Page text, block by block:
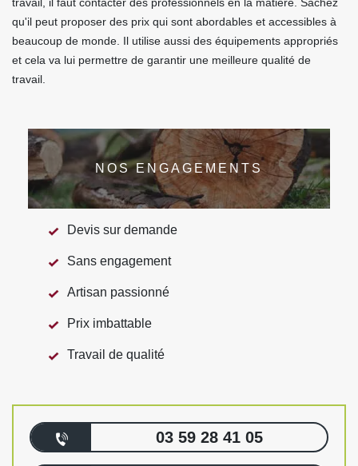
travail, il faut contacter des professionnels en la matière. Sachez
qu'il peut proposer des prix qui sont abordables et accessibles à
beaucoup de monde. Il utilise aussi des équipements appropriés
et cela va lui permettre de garantir une meilleure qualité de
travail.
NOS ENGAGEMENTS
Devis sur demande
Sans engagement
Artisan passionné
Prix imbattable
Travail de qualité
03 59 28 41 05